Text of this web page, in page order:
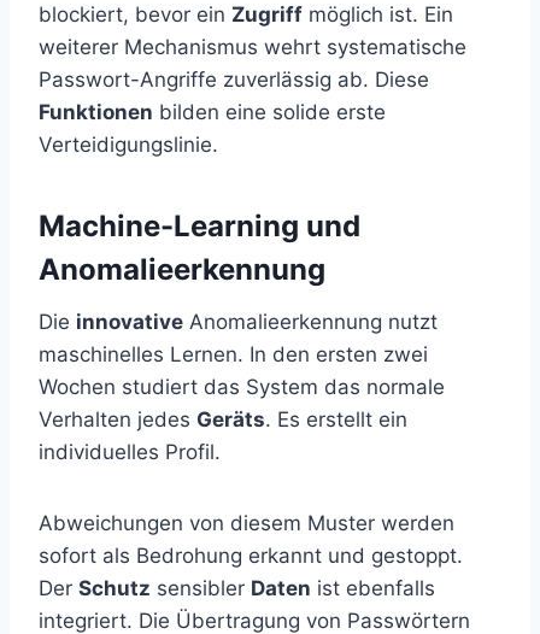
blockiert, bevor ein Zugriff möglich ist. Ein
weiterer Mechanismus wehrt systematische
Passwort-Angriffe zuverlässig ab. Diese
Funktionen bilden eine solide erste
Verteidigungslinie.
Machine-Learning und
Anomalieerkennung
Die innovative Anomalieerkennung nutzt
maschinelles Lernen. In den ersten zwei
Wochen studiert das System das normale
Verhalten jedes Geräts. Es erstellt ein
individuelles Profil.
Abweichungen von diesem Muster werden
sofort als Bedrohung erkannt und gestoppt.
Der Schutz sensibler Daten ist ebenfalls
integriert. Die Übertragung von Passwörtern